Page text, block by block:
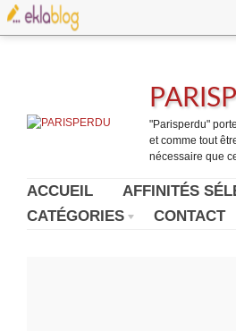
"Parisperdu"
et comme tout
nécessaire que
ACCUEIL AFFINITÉS
CATÉGORIES
CONTACT